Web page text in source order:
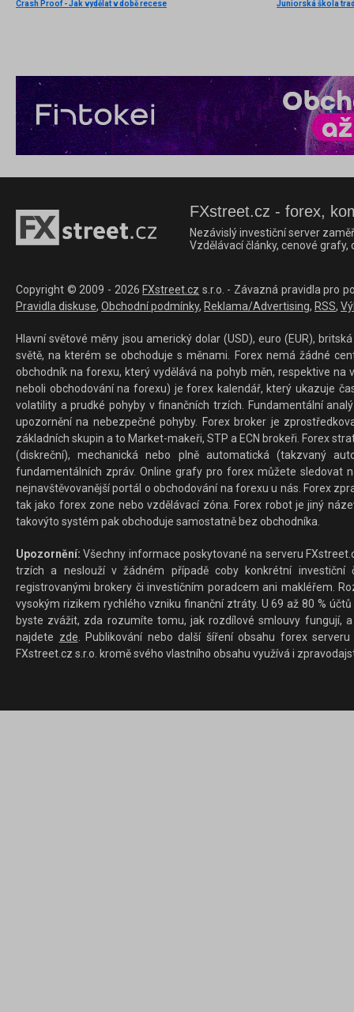
Crash Proof - Jak vydělat v době recese Juniorská škola
FXstreet.cz - forex,
Nezávislý investiční server
Vzdělávací články, cenové
Copyright © 2009 - 2026 FXstreet.cz s.r.o. - Závazná pravidla pro
Pravidla diskuse, Obchodní podmínky, Reklama/Advertising, RSS,
Hlavní světové měny jsou americký dolar (USD), euro (EUR),
světě, na kterém se obchoduje s měnami. Forex nemá žádné
obchodník na forexu, který vydělává na pohyb měn, respektive
neboli obchodování na forexu) je forex kalendář, který ukazuje
volatility a prudké pohyby v finančních trzích. Fundamentální
upozornění na nebezpečné pohyby. Forex broker je
základních skupin a to Market-makeři, STP a ECN brokeři. Forex
(diskreční), mechanická nebo plně automatická (takzvaný
fundamentálních zpráv. Online grafy pro forex můžete sledovat
nejnavštěvovanější portál o obchodování na forexu u nás. Forex
tak jako forex zone nebo vzdělávací zóna. Forex robot je jiný
takovýto systém pak obchoduje samostatně bez obchodníka.
Upozornění: Všechny informace poskytované na serveru
trzích a neslouží v žádném případě coby konkrétní investiční
registrovanými brokery či investičním poradcem ani makléřem.
vysokým rizikem rychlého vzniku finanční ztráty. U 69 až 80 %
byste zvážit, zda rozumíte tomu, jak rozdílové smlouvy fungují,
najdete zde. Publikování nebo další šíření obsahu forex
FXstreet.cz s.r.o. kromě svého vlastního obsahu využívá i